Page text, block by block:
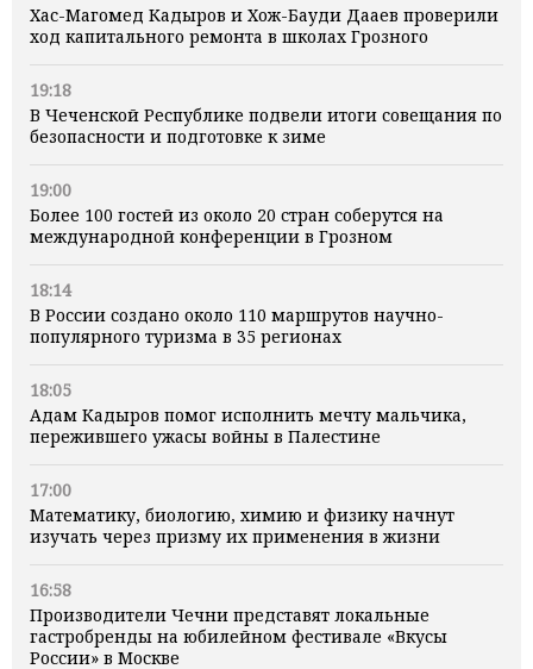
Хас-Магомед Кадыров и Хож-Бауди Дааев проверили
ход капитального ремонта в школах Грозного
19:18
В Чеченской Республике подвели итоги совещания по
безопасности и подготовке к зиме
19:00
Более 100 гостей из около 20 стран соберутся на
международной конференции в Грозном
18:14
В России создано около 110 маршрутов научно-
популярного туризма в 35 регионах
18:05
Адам Кадыров помог исполнить мечту мальчика,
пережившего ужасы войны в Палестине
17:00
Математику, биологию, химию и физику начнут
изучать через призму их применения в жизни
16:58
Производители Чечни представят локальные
гастробренды на юбилейном фестивале «Вкусы
России» в Москве